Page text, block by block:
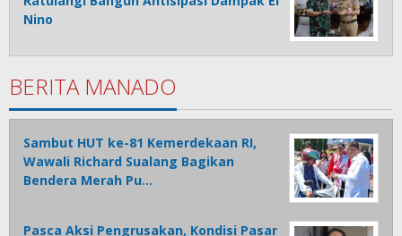
Nino
BERITA MANADO
Sambut HUT ke-81 Kemerdekaan RI,
Wawali Richard Sualang Bagikan
Bendera Merah Pu…
Pasca Aksi Pengrusakan, Kondisi Pasar